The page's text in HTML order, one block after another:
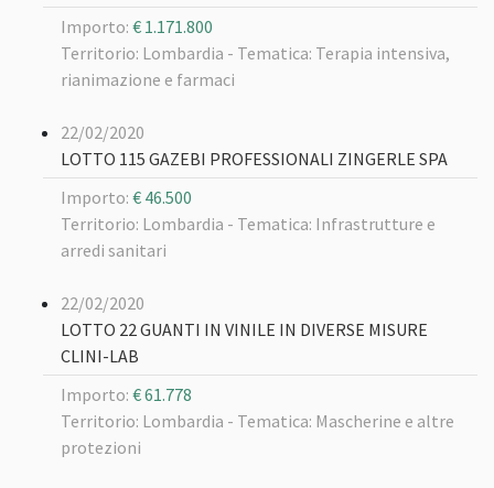
Importo: € 1.171.800
Territorio: Lombardia - Tematica: Terapia intensiva,
rianimazione e farmaci
22/02/2020
LOTTO 115 GAZEBI PROFESSIONALI ZINGERLE SPA
Importo: € 46.500
Territorio: Lombardia - Tematica: Infrastrutture e
arredi sanitari
22/02/2020
LOTTO 22 GUANTI IN VINILE IN DIVERSE MISURE
CLINI-LAB
Importo: € 61.778
Territorio: Lombardia - Tematica: Mascherine e altre
protezioni